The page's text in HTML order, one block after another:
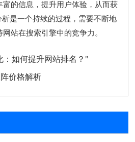
的信息，提升用户体验，从而获
是一个持续的过程，需要不断地
站在搜索引擎中的竞争力。
：如何提升网站排名？"
价格解析